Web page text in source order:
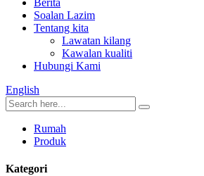
Berita
Soalan Lazim
Tentang kita
Lawatan kilang
Kawalan kualiti
Hubungi Kami
English
Rumah
Produk
Kategori